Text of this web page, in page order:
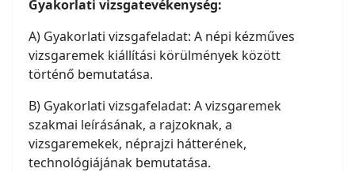
Gyakorlati vizsgatevékenység:
A) Gyakorlati vizsgafeladat: A népi kézműves
vizsgaremek kiállítási körülmények között
történő bemutatása.
B) Gyakorlati vizsgafeladat: A vizsgaremek
szakmai leírásának, a rajzoknak, a
vizsgaremekek, néprajzi hátterének,
technológiájának bemutatása.